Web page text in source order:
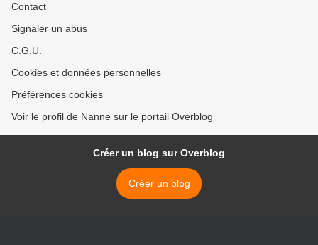
Contact
Signaler un abus
C.G.U.
Cookies et données personnelles
Préférences cookies
Voir le profil de Nanne sur le portail Overblog
Créer un blog sur Overblog
Créer un blog